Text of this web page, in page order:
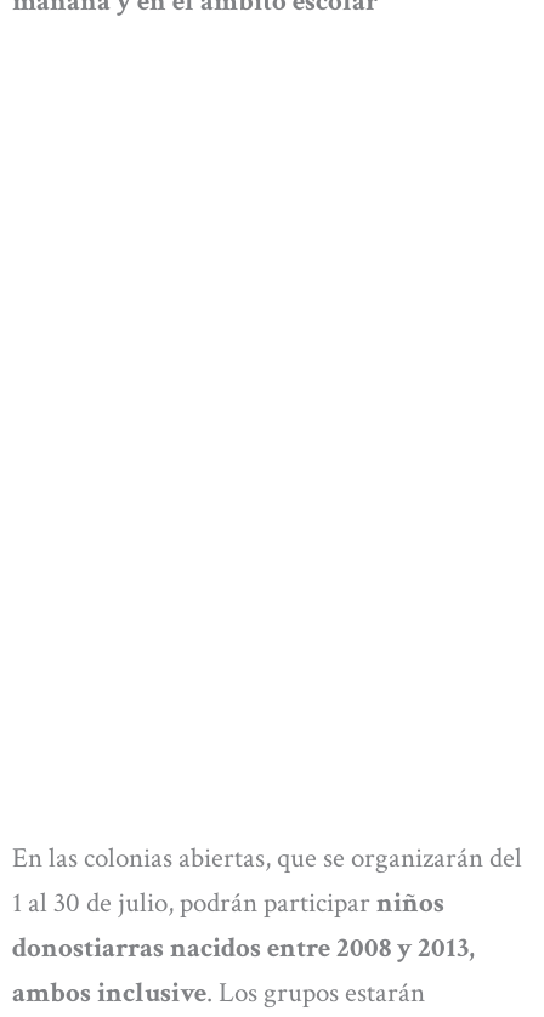
En las colonias abiertas, que se organizarán del
1 al 30 de julio, podrán participarniños
donostiarras nacidos entre 2008 y 2013,
ambos inclusive. Los grupos estarán